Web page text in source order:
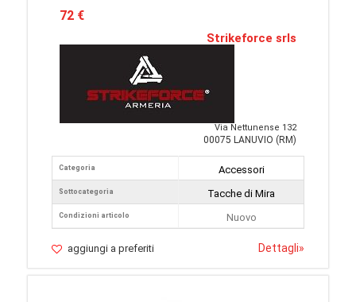
72 €
Strikeforce srls
Via Nettunense 132
00075 LANUVIO (RM)
Categoria
Sottocategoria
Condizioni articolo
Accessori
Tacche di Mira
Nuovo
aggiungi a preferiti Dettagli»